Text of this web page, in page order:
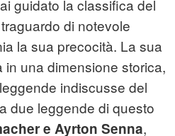
guidato la classifica del
di notevole
la sua precocità. La sua
una dimensione storica,
indiscusse del
due leggende di questo
e Ayrton Senna,